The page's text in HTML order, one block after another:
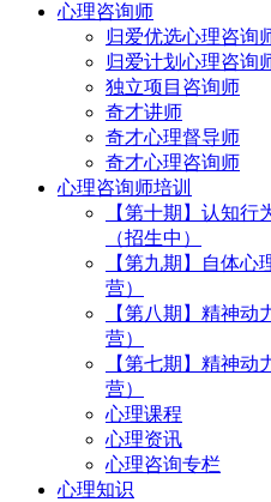
心理咨询师
归爱优选心理咨询
归爱计划心理咨询
独立项目咨询师
奇才讲师
奇才心理督导师
奇才心理咨询师
心理咨询师培训
【第十期】认知行
（招生中）
【第九期】自体
营）
【第八期】精神
营）
【第七期】精神
营）
心理课程
心理资讯
心理咨询专栏
心理知识